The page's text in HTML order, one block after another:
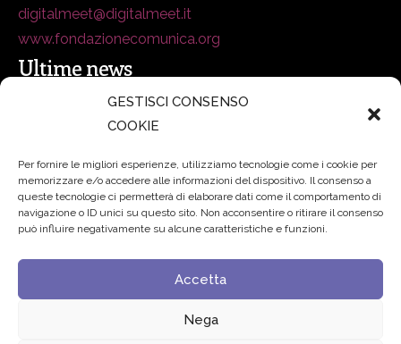
GESTISCI CONSENSO
COOKIE
Per fornire le migliori esperienze, utilizziamo tecnologie come i cookie per
memorizzare e/o accedere alle informazioni del dispositivo. Il consenso a
queste tecnologie ci permetterà di elaborare dati come il comportamento di
navigazione o ID unici su questo sito. Non acconsentire o ritirare il consenso
può influire negativamente su alcune caratteristiche e funzioni.
Accetta
Nega
digitalmeet@digitalmeet.it
www.fondazionecomunica.org
Ultime news
secsolutionforum 2026: è Bologna la nuova capitale
Padre Benanti: «Intelligenza artificiale? Contro i nuovi
algoritmi del potere serve una governance condivisa»
Edvance – Digital Education Hub Higher Education